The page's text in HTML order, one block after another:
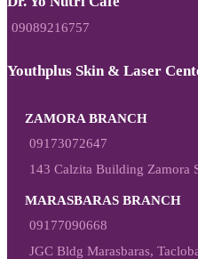
09089216757
Youthplus Skin & Laser
ZAMORA BRANCH
09173072647
143 Calzita Building Zamora
MARASBARAS BRANCH
09177090668
JGC Bldg Marasbaras,